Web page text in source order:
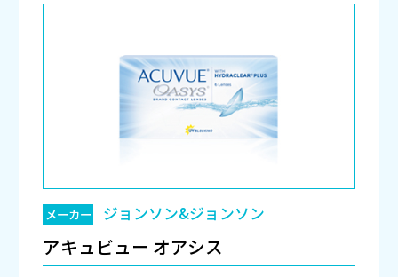
メーカー ジョンソン&ジョンソン
アキュビュー オアシス